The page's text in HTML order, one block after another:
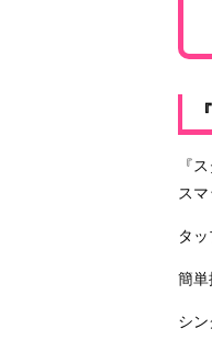
『
ス
タ
簡
シ